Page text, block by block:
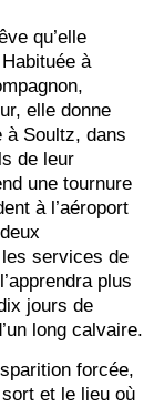
qu’elle
à
elle donne
à Soultz, dans
de leur
une tournure
à l’aéroport
services de
plus
jours de
long calvaire.
forcée,
et le lieu où